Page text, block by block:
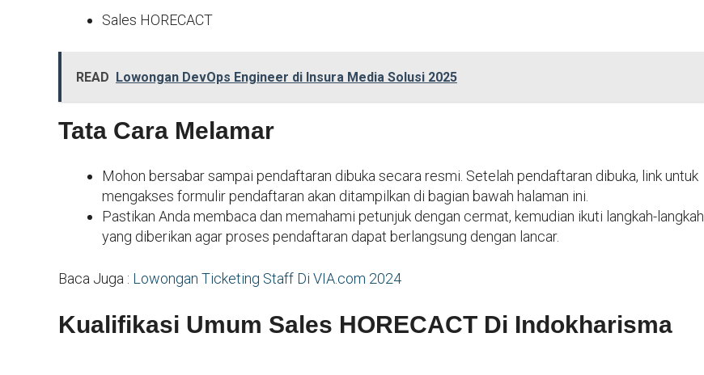
Sales HORECACT
READ Lowongan DevOps Engineer di Insura Media Solusi 2025
Tata Cara Melamar
Mohon bersabar sampai pendaftaran dibuka secara resmi. Setelah pendaftaran dibuka, link untuk
mengakses formulir pendaftaran akan ditampilkan di bagian bawah halaman ini.
Pastikan Anda membaca dan memahami petunjuk dengan cermat, kemudian ikuti langkah-langkah
yang diberikan agar proses pendaftaran dapat berlangsung dengan lancar.
Baca Juga : Lowongan Ticketing Staff Di VIA.com 2024
Kualifikasi Umum Sales HORECACT Di Indokharisma